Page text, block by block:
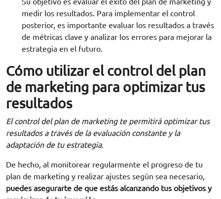
medir los resultados. Para implementar el control
posterior, es importante evaluar los resultados a través
de métricas clave y analizar los errores para mejorar la
estrategia en el futuro.
Cómo utilizar el control del plan
de marketing para optimizar tus
resultados
El control del plan de marketing te permitirá optimizar tus
resultados a través de la evaluación constante y la
adaptación de tu estrategia.
De hecho, al monitorear regularmente el progreso de tu
plan de marketing y realizar ajustes según sea necesario,
puedes asegurarte de que estás alcanzando tus objetivos y